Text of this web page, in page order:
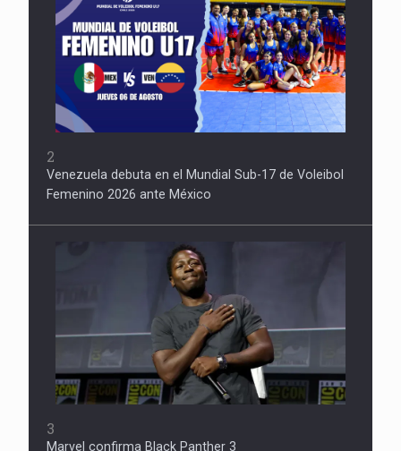
2
Venezuela debuta en el Mundial Sub-17 de Voleibol
Femenino 2026 ante México
3
Marvel confirma Black Panther 3